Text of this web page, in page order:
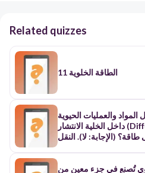
Related quizzes
الطاقة الخلوية 11
الأسئلة المقترحة: 1️⃣ نقل المواد والعمليات الحيوية
داخل الخلية الانتشار (Diffusion): تعريف الانتشار وطريقة
انتقال المواد. هل يحتاج إلى طاقة؟ (الإجابة: لا). النقل
طاقة على شكل ATP). الخاصية الأسموزية (Osmosis):
تُصنع في جزء معين من